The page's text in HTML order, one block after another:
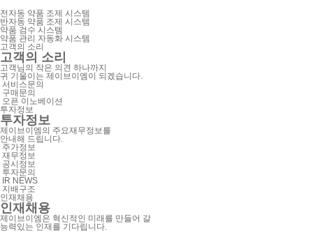
전자동 약품 조제 시스템
반자동 약품 조제 시스템
약품 검수 시스템
약품 관리 자동화 시스템
고객의 소리
고객의 소리
고객님의 작은 의견 하나까지
귀 기울이는 제이브이엠이 되겠습니다.
서비스문의
구매문의
오픈 이노베이션
투자정보
투자정보
제이브이엠의 주요재무정보를
안내해 드립니다.
주가정보
재무정보
공시정보
투자문의
IR NEWS
지배구조
인재채용
인재채용
제이브이엠은 혁신적인 미래를 만들어 갈
능력있는 인재를 기다립니다.